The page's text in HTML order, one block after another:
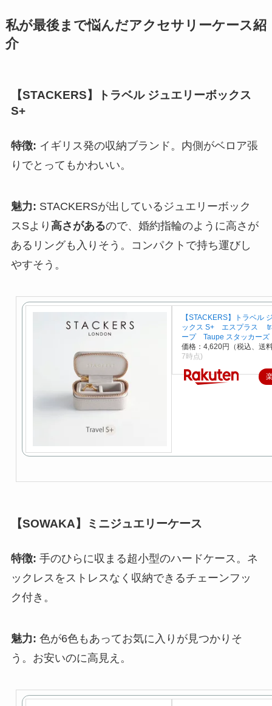
私が最後まで悩んだアクセサリーケース紹
介
【STACKERS】トラベル ジュエリーボックス
S+
特徴: イギリス発の収納ブランド。内側がベロア張
りでとってもかわいい。
魅力: STACKERSが出しているジュエリーボック
スSより 高さがあるので、婚約指輪のように高さが
あるリングも入りそう。コンパクトで持ち運びし
やすそう。
【STACKERS】トラベル
ックス S+ エスプラス
ープ Taupe スタッカーズ
価格：4,620円（税込、送
7時点)
【SOWAKA】ミニジュエリーケース
特徴: 手のひらに収まる超小型のハードケース。ネ
ックレスをストレスなく収納できるチェーンフッ
ク付き。
魅力: 色が6色もあってお気に入りが見つかりそ
う。お安いのに高見え。